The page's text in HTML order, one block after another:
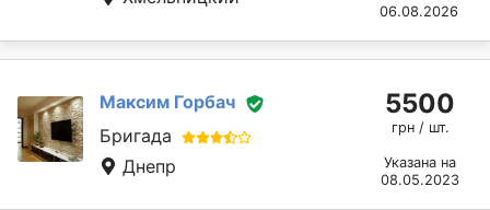
06.08.2026
Максим Горбач
Бригада
Днепр
5500
грн / шт.
Указана на
08.05.2023